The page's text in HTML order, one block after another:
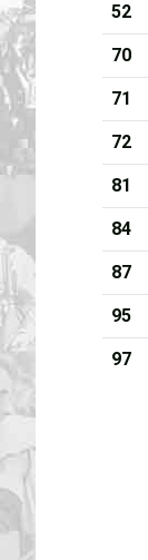
52
70
71
72
81
84
87
95
97